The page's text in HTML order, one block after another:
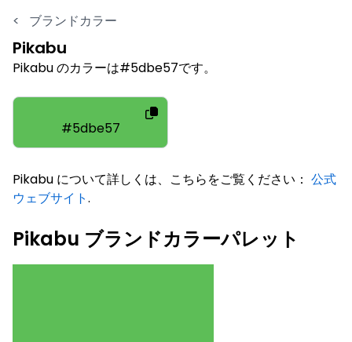
< ブランドカラー
Pikabu
Pikabu のカラーは#5dbe57です。
#5dbe57
Pikabu について詳しくは、こちらをご覧ください： 公式
ウェブサイト.
Pikabu ブランドカラーパレット